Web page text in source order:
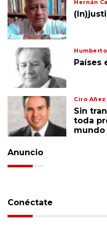
Hernán
Países
Ciro
Sin
toda
mundo
Anuncio
Conéctate